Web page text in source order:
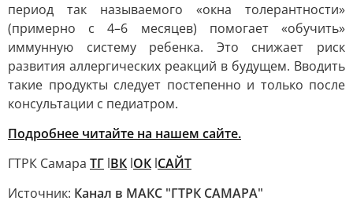
период так называемого «окна толерантности»
(примерно с 4–6 месяцев) помогает «обучить»
иммунную систему ребенка. Это снижает риск
развития аллергических реакций в будущем. Вводить
такие продукты следует постепенно и только после
консультации с педиатром.
Подробнее читайте на нашем сайте.
ГТРК Самара ТГ lВК lОК lСАЙТ
Источник: Канал в МАКС "ГТРК САМАРА"